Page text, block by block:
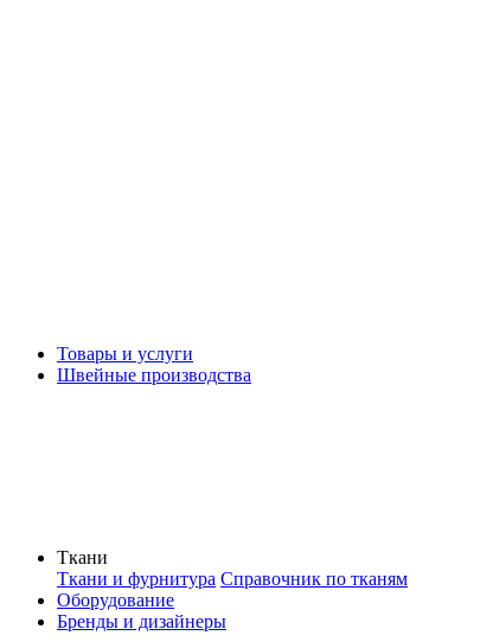
Товары и услуги
Швейные производства
Ткани
Ткани и фурнитура Справочник по тканям
Оборудование
Бренды и дизайнеры